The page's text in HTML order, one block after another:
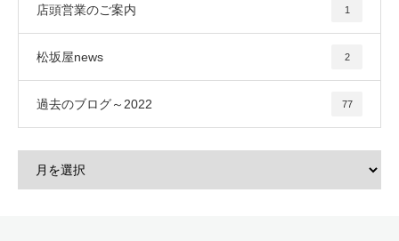
店頭営業のご案内 1
松坂屋news 2
過去のブログ～2022 77